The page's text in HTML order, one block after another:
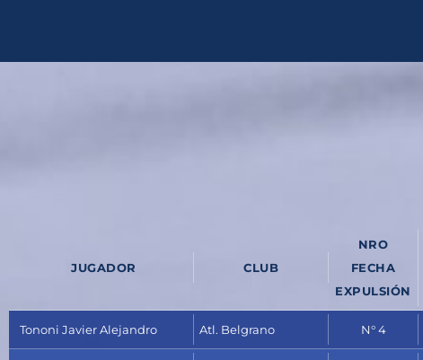
JUGADOR CLUB
NRO
FECHA
EXPULSIÓN
Tononi Javier Alejandro Atl. Belgrano N° 4